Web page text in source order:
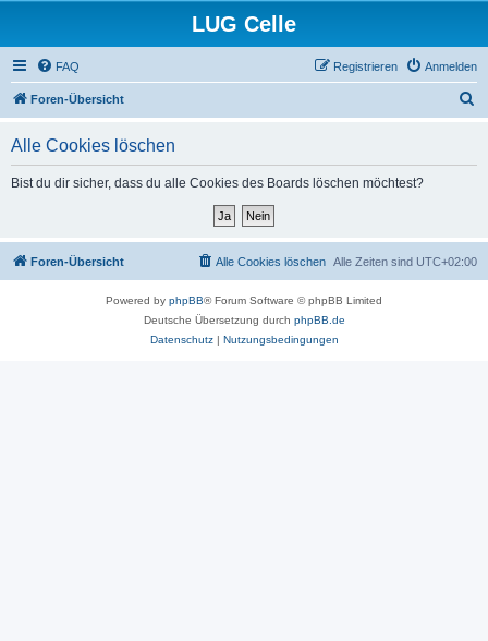
LUG Celle
FAQ Anmelden
Registrieren
Foren-Übersicht
Alle Cookies löschen
Bist du dir sicher, dass du alle Cookies des Boards löschen möchtest?
Foren-Übersicht Alle Zeiten sind UTC+02:00
Alle Cookies löschen
Powered by phpBB® Forum Software © phpBB Limited
Deutsche Übersetzung durch phpBB.de
Datenschutz| Nutzungsbedingungen